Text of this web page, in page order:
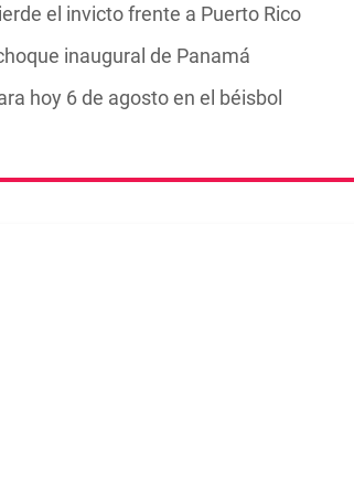
el invicto frente a Puerto Rico
inaugural de Panamá
hoy 6 de agosto en el béisbol